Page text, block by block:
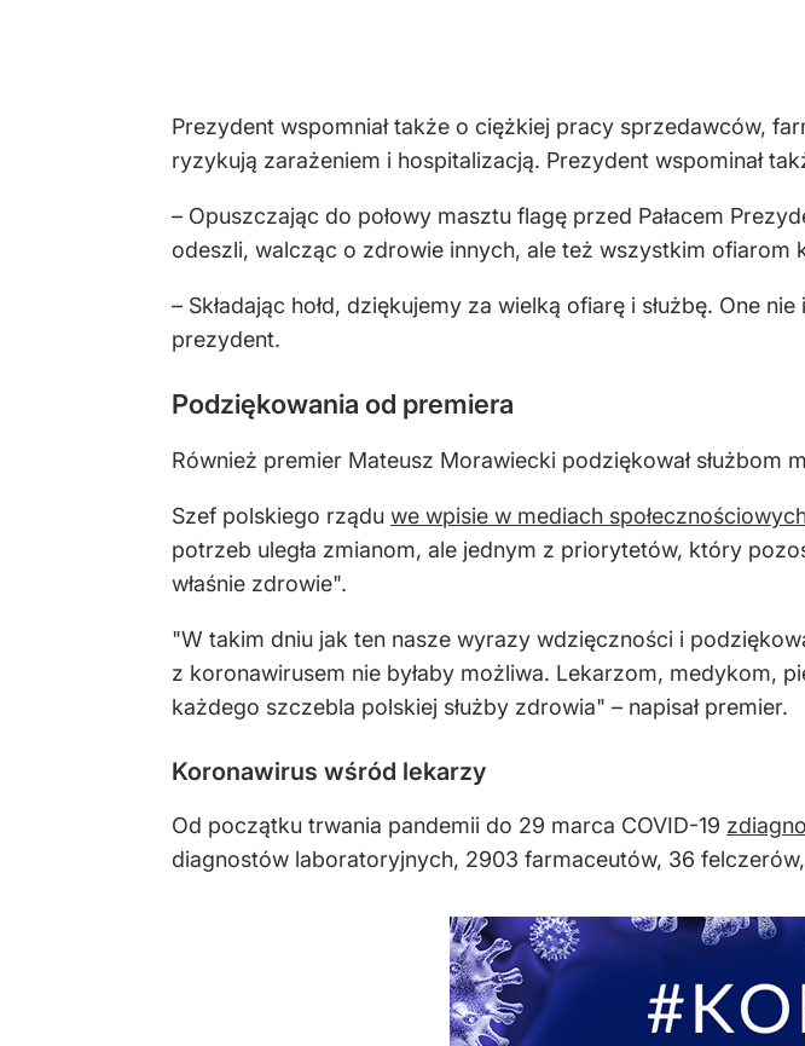
Prezydent wspomniał także o ciężkiej pracy sprzedawców,
ryzykują zarażeniem i hospitalizacją. Prezydent wspominał
– Opuszczając do połowy masztu flagę przed Pałacem
odeszli, walcząc o zdrowie innych, ale też wszystkim ofiarom
– Składając hołd, dziękujemy za wielką ofiarę i służbę. One
prezydent.
Podziękowania od premiera
Również premier Mateusz Morawiecki podziękował służbom
Szef polskiego rządu we wpisie w mediach
potrzeb uległa zmianom, ale jednym z priorytetów, który
właśnie zdrowie".
"W takim dniu jak ten nasze wyrazy wdzięczności i
z koronawirusem nie byłaby możliwa. Lekarzom, medykom,
każdego szczebla polskiej służby zdrowia" – napisał premier.
Koronawirus wśród lekarzy
Od początku trwania pandemii do 29 marca COVID-19
diagnostów laboratoryjnych, 2903 farmaceutów, 36